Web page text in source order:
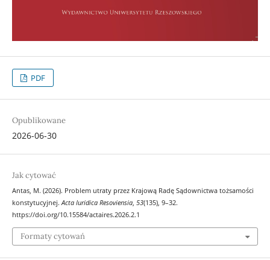
PDF
Opublikowane
2026-06-30
Jak cytować
Antas, M. (2026). Problem utraty przez Krajową Radę Sądownictwa tożsamości
konstytucyjnej.Acta Iuridica Resoviensia, 53(135), 9–32.
https://doi.org/10.15584/actaires.2026.2.1
Formaty cytowań